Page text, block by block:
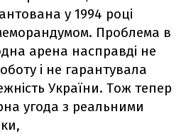
у 1994 році
Проблема в
арена насправді не
і не гарантувала
України. Тож тепер
угода з реальними